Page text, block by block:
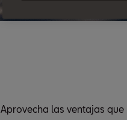
Aprovecha las ventajas que